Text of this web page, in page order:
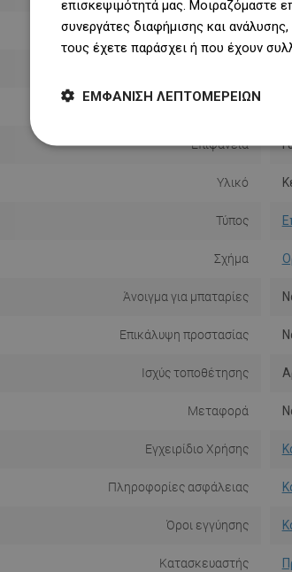
Συντομότερη πλευρά
Επιφάνεια
Υλικό
Τύπος
Σχήμα
Άνοιγμα για μπαταρίες
Επικάλυψη προστασίας
Ισχύς τοποθέτησης
Μεταφορά
Εγχειρίδιο Χρήσης
Πληροφορίες ασφάλειας
Όροι εγγύησης
Κατασκευαστής
επισκεψιμότητά μας. Μοιραζόμαστε
συνεργάτες διαφήμισης και
τους έχετε παράσχει ή που έχουν
ΕΜΦΆΝΙΣΗ ΛΕΠΤΟΜΕΡΕΙΏΝ